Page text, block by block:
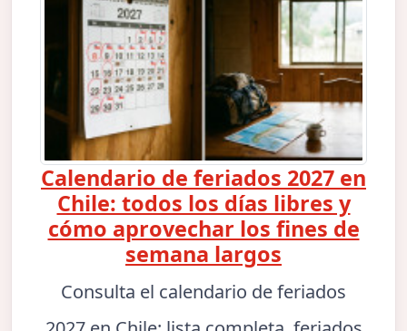
Calendario de feriados 2027 en
Chile: todos los días libres y
cómo aprovechar los fines de
semana largos
Consulta el calendario de feriados